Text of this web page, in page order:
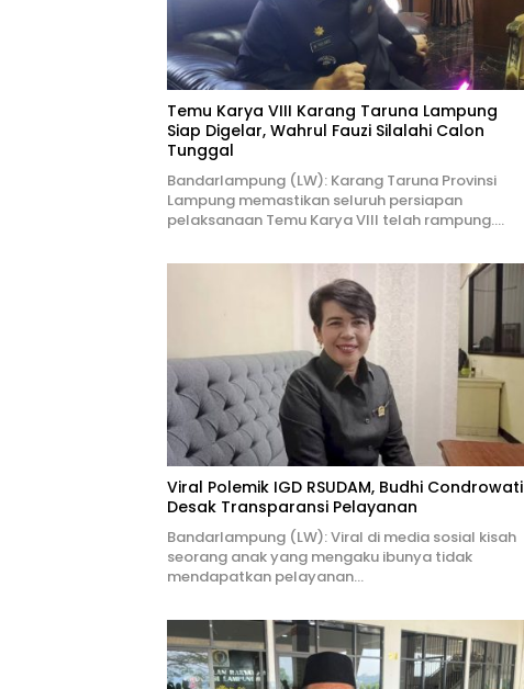
Temu Karya VIII Karang Taruna Lampung
Siap Digelar, Wahrul Fauzi Silalahi Calon
Tunggal
Bandarlampung (LW): Karang Taruna Provinsi
Lampung memastikan seluruh persiapan
pelaksanaan Temu Karya VIII telah rampung….
Viral Polemik IGD RSUDAM, Budhi Condrowati
Desak Transparansi Pelayanan
Bandarlampung (LW): Viral di media sosial kisah
seorang anak yang mengaku ibunya tidak
mendapatkan pelayanan…